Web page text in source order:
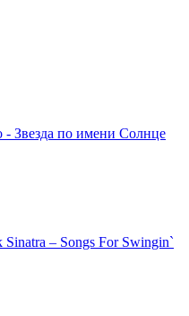
Звезда по имени Солнце
– Songs For Swingin`